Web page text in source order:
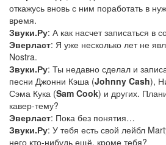
откажусь вновь с ним поработать в
время.
Звуки.Ру: А как насчет записаться в
Эверласт: Я уже несколько лет не
Nostra.
Звуки.Ру: Ты недавно сделал и
песни Джонни Кэша (Johnny Cash),
Сэма Кука (Sam Cook) и других.
кавер-тему?
Эверласт: Пока без понятия…
Звуки.Ру: У тебя есть свой лейбл
него кто-нибудь ещё, кроме тебя?